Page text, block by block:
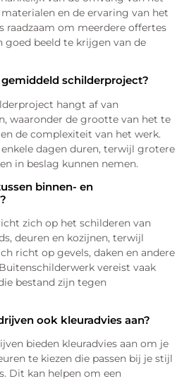
en de ervaring van het
raadzaam om meerdere offertes
goed beeld te krijgen van de
schilderproject?
hangt af van
waaronder de grootte van het te
de complexiteit van het werk.
dagen duren, terwijl grotere
in beslag kunnen nemen.
binnen- en
zich op het schilderen van
deuren en kozijnen, terwijl
richt op gevels, daken en andere
vereist vaak
bestand zijn tegen
ook kleuradvies aan?
bieden kleuradvies aan om je
te kiezen die passen bij je stijl
Dit kan helpen om een